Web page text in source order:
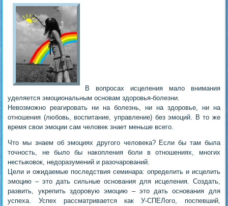
В вопросах исцеления мало внимания
уделяется эмоциональным основам здоровья-болезни.
Невозможно реагировать ни на болезнь, ни на здоровье, ни на
отношения (любовь, воспитание, управление) без эмоций. В то же
время свои эмоции сам человек знает меньше всего.
Что мы знаем об эмоциях другого человека? Если бы там была
точность, не было бы накопления боли в отношениях, многих
нестыковок, недоразумений и разочарований.
Цели и ожидаемые последствия семинара: определить и исцелить
эмоцию – это дать сильные основания для исцеления. Создать,
развить, укрепить здоровую эмоцию – это дать основания для
успеха. Успех рассматривается как У-СПЕЛого, поспевший,